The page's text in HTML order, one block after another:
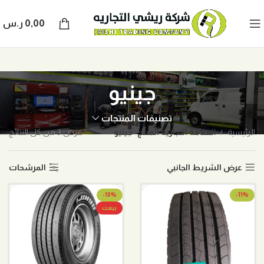
0,00 ر.س
جينيو
تصنيفات المنتجات
الرئيسية العلامة التجارية المنتج جينيو عرض ⁦3⁩ من كل النتائج
عرض الشريط الجانبي المرشحات
-11%
-10%
بيعت